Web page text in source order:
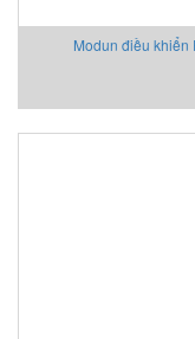
Modun điều khiển